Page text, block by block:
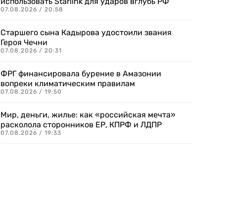
07.08.2026 / 20:58
Старшего сына Кадырова удостоили звания
Героя Чечни
07.08.2026 / 20:31
ФРГ финансировала бурение в Амазонии
вопреки климатическим правилам
07.08.2026 / 19:50
Мир, деньги, жилье: как «российская мечта»
расколола сторонников ЕР, КПРФ и ЛДПР
07.08.2026 / 19:33